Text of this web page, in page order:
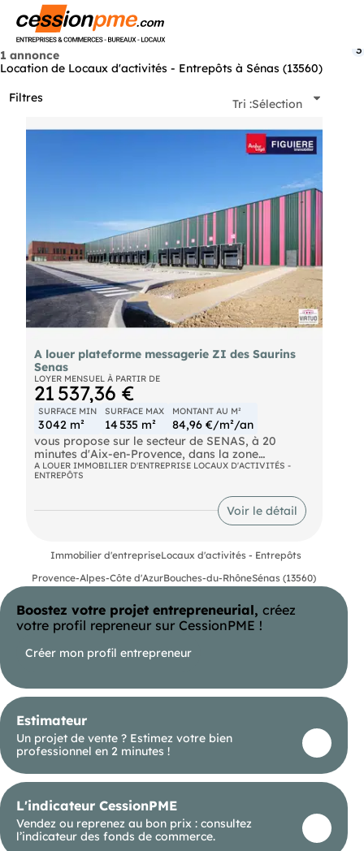
1 annonce
Location de Locaux d'activités - Entrepôts à Sénas (13560)
Filtres
3
Tri :Sélection
A louer plateforme messagerie ZI des Saurins
Senas
LOYER MENSUEL À PARTIR DE
21 537,36 €
SURFACE MIN
3 042 m²
SURFACE MAX
14 535 m²
MONTANT AU M²
84,96 €/m²/an
vous propose sur le secteur de SENAS, à 20
minutes d'Aix-en-Provence, dans la zone
industrielle des Saurins, une plateforme neuve de
type messagerie, disponible à la location. Ce
bureaux et nombreux parkings, peut-être divisé
ou loué dans son intégralité. Offre rare sur le
TGV à 25 min Autoroute A7
A LOUER IMMOBILIER D'ENTREPRISE LOCAUX D'ACTIVITÉS -
ENTREPÔTS
Voir le détail
Immobilier d'entrepriseLocaux d'activités - Entrepôts
Provence-Alpes-Côte d'AzurBouches-du-RhôneSénas (13560)
Boostez votre projet entrepreneurial, créez
votre profil repreneur sur CessionPME !
Créer mon profil entrepreneur
Estimateur
Un projet de vente ? Estimez votre bien
professionnel en 2 minutes !
L'indicateur CessionPME
Vendez ou reprenez au bon prix : consultez
l’indicateur des fonds de commerce.